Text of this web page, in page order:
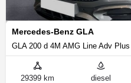
Mercedes-Benz GLA
GLA 200 d 4M AMG Line Adv
29399 km diesel